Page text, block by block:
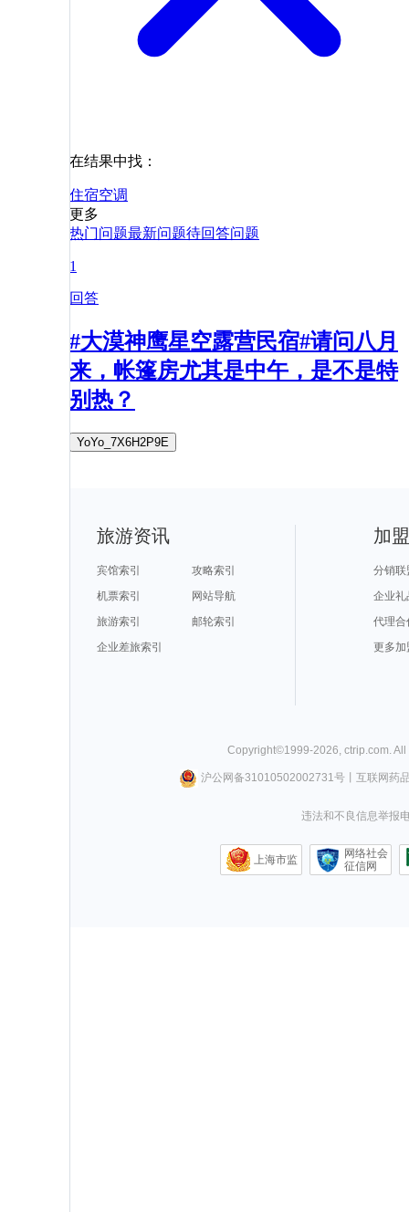
在结果中找：
住宿空调
更多
热门问题最新问题待回答问题
1
回答
#大漠神鹰星空露营民宿#请问八月
来，帐篷房尤其是中午，是不是特
别热？
YoYo_7X6H2P9E
旅游资讯
宾馆索引
攻略索引
机票索引
网站导航
旅游索引
邮轮索引
企业差旅索引
加
分销联
企业礼
代理合
更多加
Copyright©1999-2026 ctrip.com .
沪公网备31010502002731号丨 互联网药
违法和不良信息举报
上海市监
网络社会
征信网